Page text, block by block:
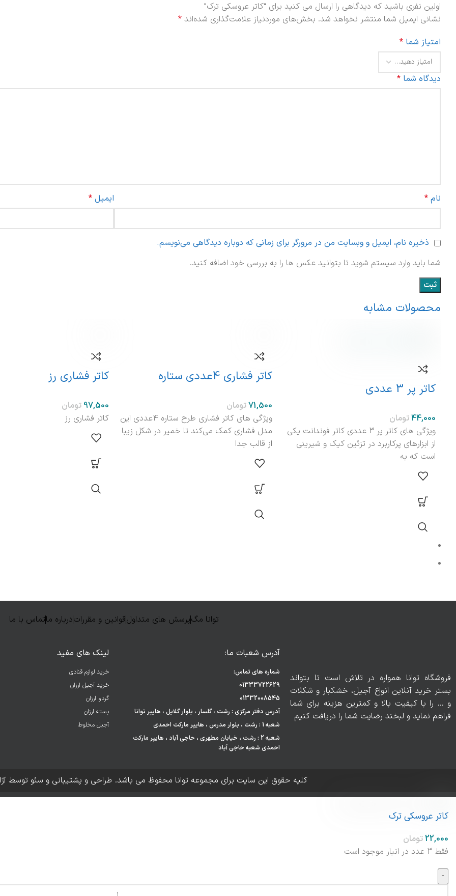
اولین نفری باشید که دیدگاهی را ارسال می کنید برای “کاتر عروسکی ترک”
نشانی ایمیل شما منتشر نخواهد شد. بخش‌های موردنیاز علامت‌گذاری شده‌اند *
امتیاز شما *
دیدگاه شما *
نام * ایمیل *
ذخیره نام، ایمیل و وبسایت من در مرورگر برای زمانی که دوباره دیدگاهی می‌نویسم.
شما باید وارد سیستم شوید تا بتوانید عکس ها را به بررسی خود اضافه کنید.
محصولات مشابه
کاتر پر 3 عددی
تومان
ویژگی های کاتر پر 3 عددی کاتر فوندانت یکی
از ابزارهای پرکاربرد در تزئین کیک و شیرینی
است که به
کاتر فشاری 4عددی ستاره
تومان
ویژگی های کاتر فشاری طرح ستاره 4عددی این
مدل فشاری کمک می‌کند تا خمیر در شکل زیبا
از قالب جدا
کاتر فشاری رز
تومان
کاتر فشاری رز
توانا مگپرسش های متداولقوانین و مقرراتدرباره ماتماس با ما
فروشگاه توانا همواره در تلاش است تا بتواند
بستر خرید آنلاین انواع آجیل، خشکبار و شکلات
و … را با کیفیت بالا و کمترین هزینه برای شما
فراهم نماید و لبخند رضایت شما را دریافت کنیم
آدرس شعبات ما:
شماره های تماس:
01333722629
01332008545
آدرس دفتر مرکزی : رشت ، گلسار ، بلوار گلایل ، هایپر توانا
شعبه 1 : رشت ، بلوار مدرس ، هایپر مارکت احمدی
شعبه 2 : رشت ، خیابان مطهری ، حاجی آباد ، هایپر مارکت
احمدی شعبه حاجی آباد
لینک های مفید
خرید لوازم قنادی
خرید آجیل ارزان
گردو ارزان
پسته ارزان
آجیل مخلوط
کلیه حقوق این سایت برای مجموعه توانا محفوظ می باشد. طراحی و پشتیبانی و سئو توسط
کاتر عروسکی ترک
فقط 3 عدد در انبار موجود است